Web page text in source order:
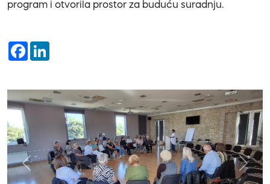
program i otvorila prostor za buduću suradnju.
Facebook
Previous Next